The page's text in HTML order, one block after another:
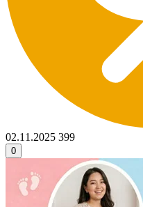
02.11.2025 399
0